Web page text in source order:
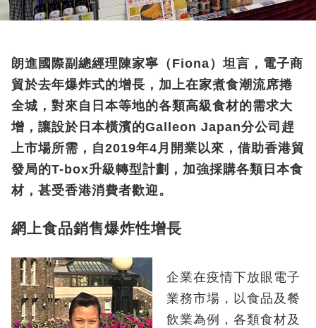
朗進國際副總經理陳家寧（Fiona）坦言，電子商
貿於去年爆炸式的增長，加上在家煮食潮流席捲
全城，對來自日本等地的各類高級食材的需求大
增，讓設於日本橫濱的Galleon Japan分公司趕
上市場所需，自2019年4月開業以來，借助香港貿
發局的T-box升級轉型計劃，加強採購各類日本食
材，甚受香港消費者歡迎。
網上食品銷售爆炸性增長
企業在疫情下放眼電子
業務市場，以食品及餐
飲業為例，各類食材及